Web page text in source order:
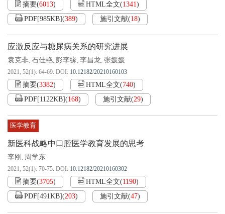
摘要(6013) HTML全文(1341)
PDF[985KB](389) 施引文献(18)
应激反应与糖尿病关系的研究进展
袁克非, 石佳艳, 彭李缘, 李昌龙, 张媛媛
2021, 52(1): 64-69. DOI: 10.12182/20210160103
摘要(3382) HTML全文(740)
PDF[1122KB](168) 施引文献(29)
医学教育
新医科战略中口腔医学教育发展的思考
李刚 , 周学东
2021, 52(1): 70-75. DOI: 10.12182/20210160302
摘要(3705) HTML全文(1190)
PDF[491KB](203) 施引文献(47)